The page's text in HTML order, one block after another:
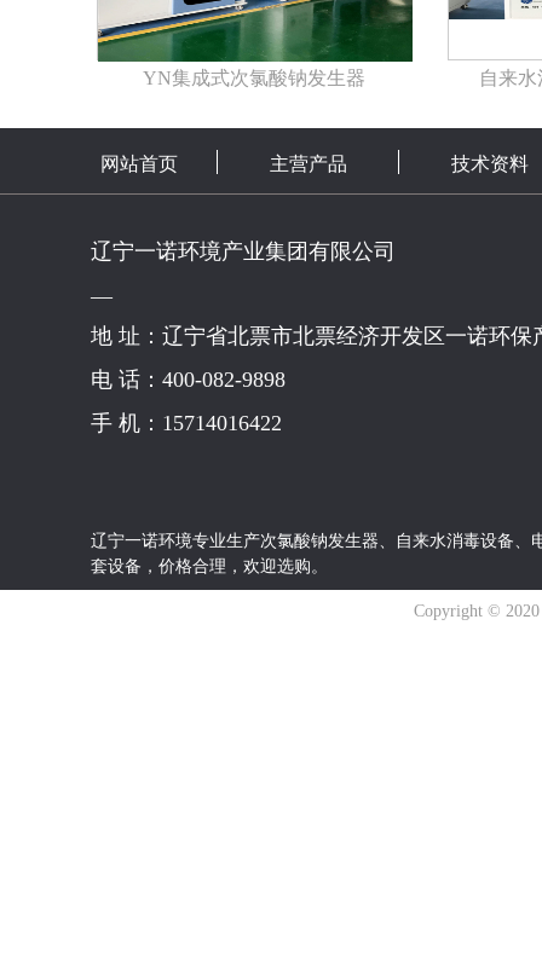
YN集成式次氯酸钠发生器 自来
网站首页 主营产品 技术资料
辽宁一诺环境产业集团有限公司
—
地 址：辽宁省北票市北票经济开发区一诺环保
电 话：400-082-9898
手 机：15714016422
辽宁一诺环境专业生产次氯酸钠发生器、 自来水消毒设备、
套设备，价格合理，欢迎选购。
Copyright ©